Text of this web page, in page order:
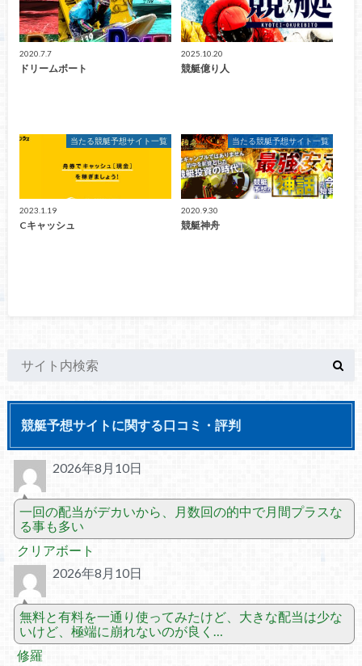
2020.7.7
ドリームボート
2025.10.20
競艇億り人
当たる競艇予想サイト一覧
2023.1.19
Cキャッシュ
当たる競艇予想サイト一覧
2020.9.30
競艇神舟
競艇予想サイトに関する口コミ・評判
2026年8月10日
一回の配当がデカいから、月数回の的中で月間プラスな
る事も多い
クリアボート
2026年8月10日
無料と有料を一通り使ってみたけど、大きな配当は少な
いけど、極端に崩れないのが良く…
修羅